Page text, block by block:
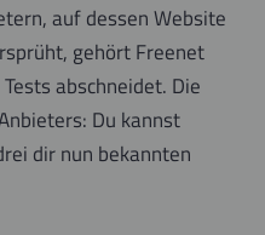
auf dessen Website
gehört Freenet
abschneidet. Die
Du kannst
dir nun bekannten